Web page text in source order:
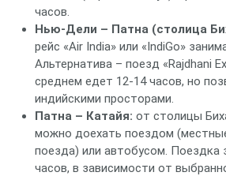
часов.
Нью‑Дели – Патна (столица
рейс «Air India» или «IndiGo»
Альтернатива – поезд «Rajdhani
среднем едет 12‑14 часов, но
индийскими просторами.
Патна – Катайя: от столицы
можно доехать поездом
поезда) или автобусом. Поездка
часов, в зависимости от